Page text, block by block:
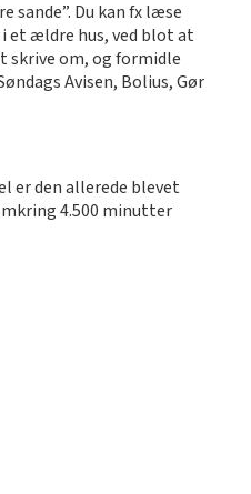
Du kan fx læse
et ældre hus, ved blot at
skrive om, og formidle
Avisen, Bolius, Gør
er den allerede blevet
4.500 minutter